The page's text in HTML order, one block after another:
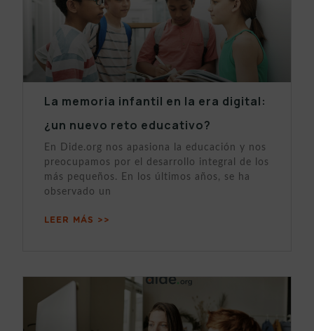
La memoria infantil en la era digital:
¿un nuevo reto educativo?
En Dide.org nos apasiona la educación y nos
preocupamos por el desarrollo integral de los
más pequeños. En los últimos años, se ha
observado un
LEER MÁS >>